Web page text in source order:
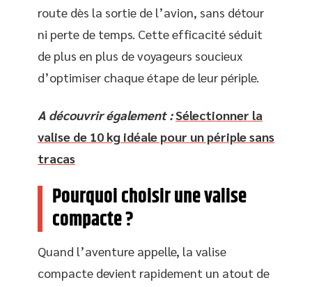
route dès la sortie de l’avion, sans détour
ni perte de temps. Cette efficacité séduit
de plus en plus de voyageurs soucieux
d’optimiser chaque étape de leur périple.
A découvrir également : Sélectionner la
valise de 10 kg idéale pour un périple sans
tracas
Pourquoi choisir une valise
compacte ?
Quand l’aventure appelle, la valise
compacte devient rapidement un atout de